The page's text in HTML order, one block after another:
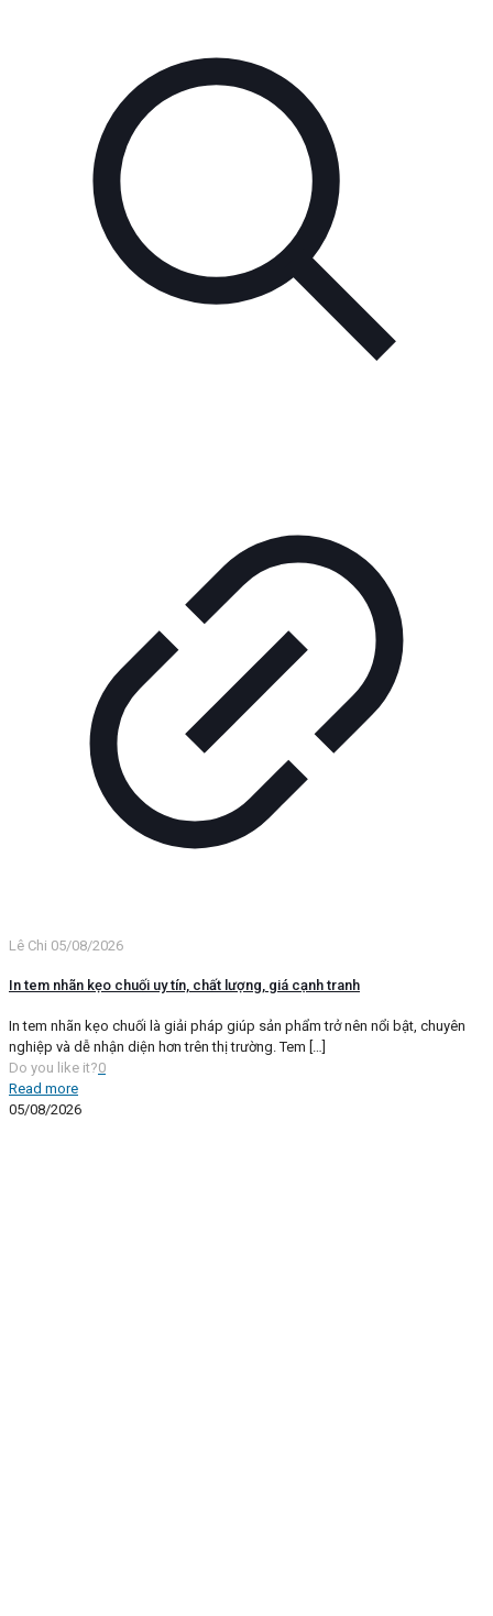
Lê Chi 05/08/2026
In tem nhãn kẹo chuối uy tín, chất lượng, giá cạnh tranh
In tem nhãn kẹo chuối là giải pháp giúp sản phẩm trở nên nổi bật, chuyên
nghiệp và dễ nhận diện hơn trên thị trường. Tem […]
Do you like it?0
Read more
05/08/2026